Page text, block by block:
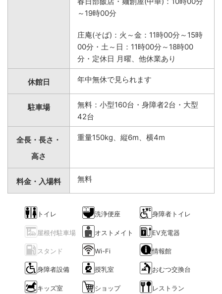
～19時00分
庄庵(そば)：火～金：11時00分～15時
00分・土～日：11時00分～18時00
分・定休日 月曜、他休業あり
休館日 年中無休で見られます
駐車場
無料：小型160台・身障者2台・大型
42台
全長・長さ・
高さ
重量150kg、縦6m、横4m
料金・入場料 無料
トイレ 洗浄便座 身障者トイレ
屋根付駐車場 オストメイト EV充電器
スタンド Wi-Fi 情報館
身障者設備 授乳室 おむつ交換台
キッズ室 ショップ レストラン